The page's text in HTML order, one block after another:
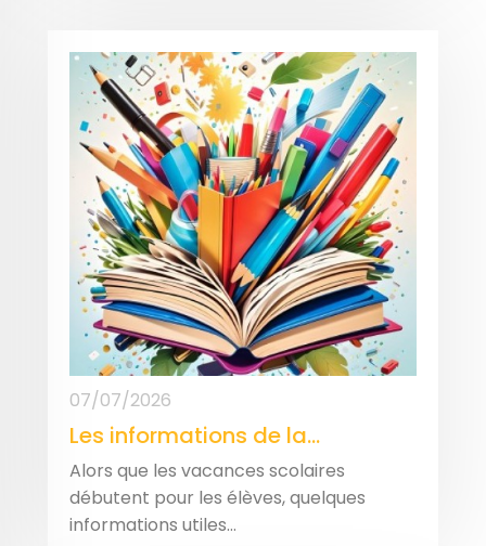
07/07/2026
Les informations de la...
Alors que les vacances scolaires
débutent pour les élèves, quelques
informations utiles...